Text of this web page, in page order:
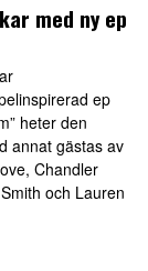
med ny ep
ep
heter den
annat gästas av
Chandler
och Lauren